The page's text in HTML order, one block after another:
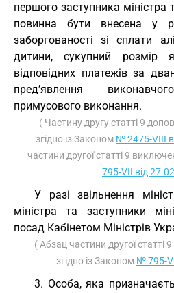
першого заступника міністра
повинна бути внесена у
заборгованості зі сплати
дитини, сукупний розмір
відповідних платежів за
пред’явлення
примусового виконання.
( Частину другу статті 9
згідно із Законом № 2475-VIII
частини другої статті 9
795-VII від
У разі звільнення
міністра та заступники
посад Кабінетом Міністрів
( Абзац частини другої статті
згідно із Законом № 795-
3. Особа, яка